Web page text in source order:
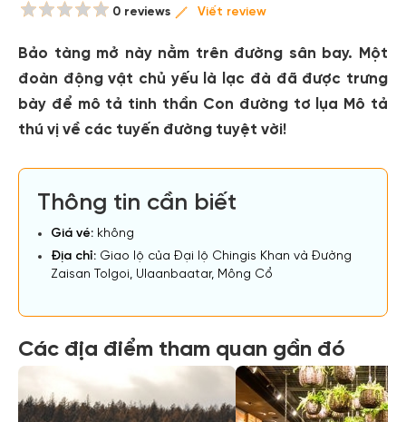
0 reviews Viết review
Bảo tàng mở này nằm trên đường sân bay. Một
đoàn động vật chủ yếu là lạc đà đã được trưng
bày để mô tả tinh thần Con đường tơ lụa Mô tả
thú vị về các tuyến đường tuyệt vời!
Thông tin cần biết
Giá vé: không
Địa chỉ: Giao lộ của Đại lộ Chingis Khan và Đường
Zaisan Tolgoi, Ulaanbaatar, Mông Cổ
Các địa điểm tham quan gần đó